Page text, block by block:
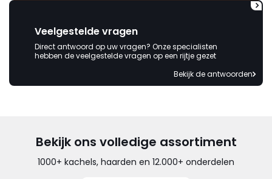
Veelgestelde vragen
Direct antwoord op uw vragen? Onze specialisten
hebben de veelgestelde vragen op een rijtje gezet
Bekijk de antwoorden
Bekijk ons volledige assortiment
1000+ kachels, haarden en 12.000+ onderdelen